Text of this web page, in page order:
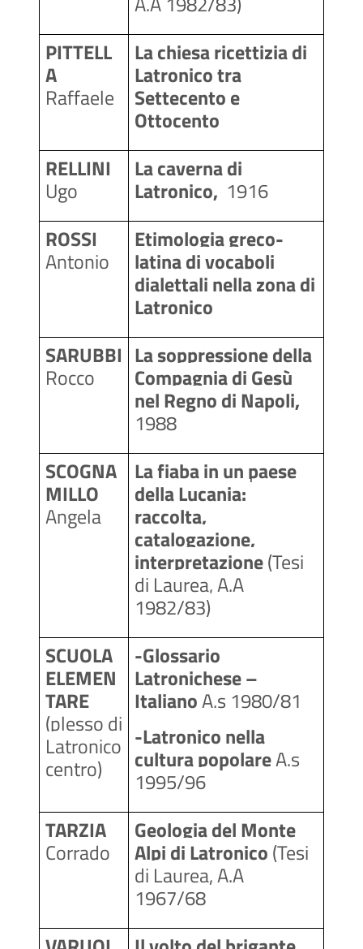
PITTELL
A
Raffaele
La chiesa ricettizia di
Latronico tra
Settecento e
Ottocento
Ugo
La caverna di
Latronico, 1916
Antonio
Etimologia greco-
latina di vocaboli
dialettali nella zona di
Latronico
Rocco
La soppressione della
Compagnia di Gesù
1988
SCOGNA
MILLO
Angela
La fiaba in un paese
della Lucania:
raccolta,
catalogazione,
interpretazione (Tesi
di Laurea, A.A
1982/83)
SCUOLA
ELEMEN
TARE
(plesso di
Latronico
centro)
-Glossario
Latronichese –
Italiano A.s 1980/81
-Latronico nella
cultura popolare A.s
1995/96
TARZIA
Corrado
Geologia del Monte
Alpi di Latronico (Tesi
di Laurea, A.A
1967/68